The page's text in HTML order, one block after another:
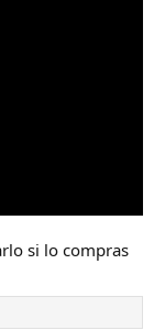
si lo compras